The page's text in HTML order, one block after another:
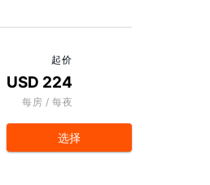
起价
USD 224
每房 / 每夜
选择